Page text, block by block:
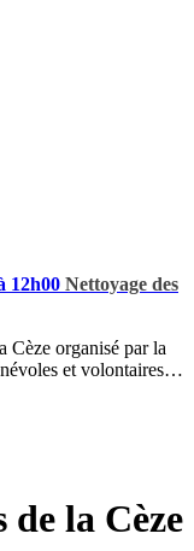
12h00 Nettoyage des
Cèze organisé par la
et volontaires…
de la Cèze